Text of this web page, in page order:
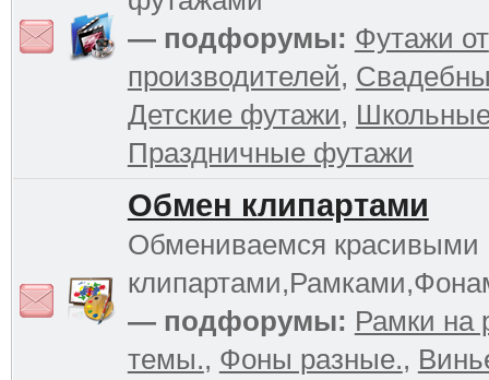
— подфорумы: Футажи от
производителей,
Детские футажи,
Праздничные футажи
Обмен клипартами
Обмениваемся красивыми
— подфорумы: Рамки на
темы., Фоны разные.,